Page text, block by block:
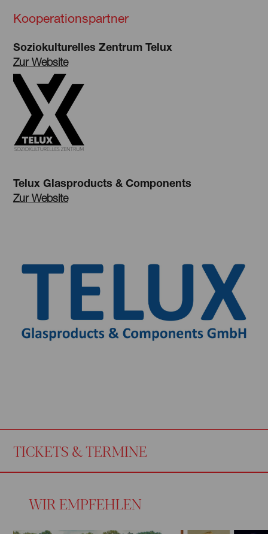
Kooperationspartner
Soziokulturelles Zentrum Telux
Zur Website
Telux Glasproducts & Components
Zur Website
TICKETS & TERMINE
WIR EMPFEHLEN